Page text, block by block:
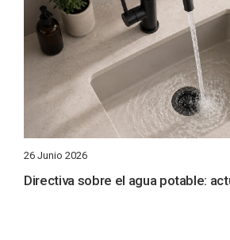
26 Junio 2026
Directiva sobre el agua potable: